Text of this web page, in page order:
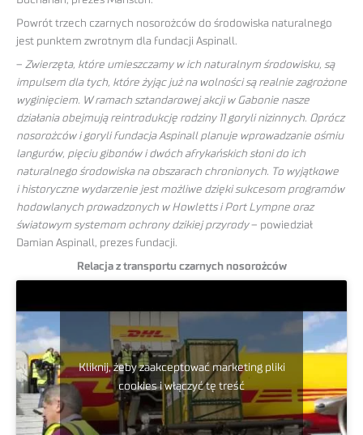
Powrót trzech czarnych nosorożców do środowiska naturalnego
jest punktem zwrotnym dla fundacji Aspinall.
– Zwierzęta, które umieszczamy w ich naturalnym środowisku, są
impulsem dla tych, które żyjąc już na wolności są realnie zagrożone
wyginięciem. W ramach sztandarowej akcji w Gabonie nasze
działania obejmują reintrodukcję rodziny 11 goryli nizinnych. Oprócz
nosorożców i goryli fundacja Aspinall planuje wprowadzanie ośmiu
langurów, pięciu gibonów i dwóch afrykańskich słoni do ich
naturalnego środowiska na obszarach chronionych. To wyjątkowe
i historyczne wydarzenie jest możliwe dzięki sukcesom programów
hodowlanych prowadzonych w Howletts i Port Lympne oraz
światowym systemom ochrony dzikiej przyrody– powiedział
Damian Aspinall, prezes fundacji.
Relacja z transportu czarnych nosorożców
Kliknij, żeby zaakceptować marketing pliki
cookies i włączyć tę treść